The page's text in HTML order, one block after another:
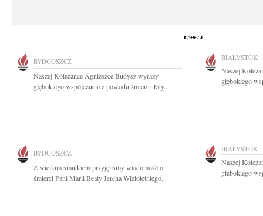
BYDGOSZCZ
Naszej Koleżance Agnieszce Budysz wyrazy
głębokiego współczucia z powodu śmierci Taty...
BIAŁYSTOK
Naszej
głębokiego
BYDGOSZCZ
Z wielkim smutkiem przyjęliśmy wiadomość o
śmierci Pani Marii Beaty Jercha Wieloletniego...
BIAŁYSTOK
Naszej
głębokiego